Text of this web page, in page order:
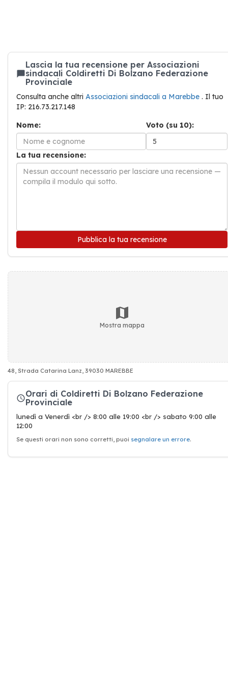
Lascia la tua recensione per Associazioni
sindacali Coldiretti Di Bolzano Federazione
Provinciale
Consulta anche altri Associazioni sindacali a Marebbe . Il tuo
IP: 216.73.217.148
Nome:
Voto (su 10):
La tua recensione:
Pubblica la tua recensione
Mostra mappa
48, Strada Catarina Lanz, 39030 MAREBBE
Orari di Coldiretti Di Bolzano Federazione
Provinciale
lunedì a Venerdì <br /> 8:00 alle 19:00 <br /> sabato 9:00 alle
12:00
Se questi orari non sono corretti, puoi segnalare un errore.